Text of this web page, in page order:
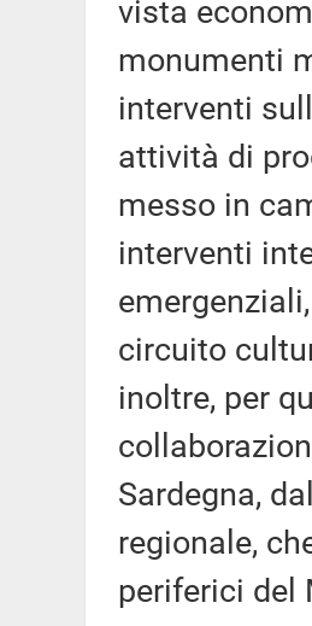
vista
monumenti
interventi
attività di
messo in
interventi
circuito
inoltre, per
Sardegna,
regionale,
periferici del